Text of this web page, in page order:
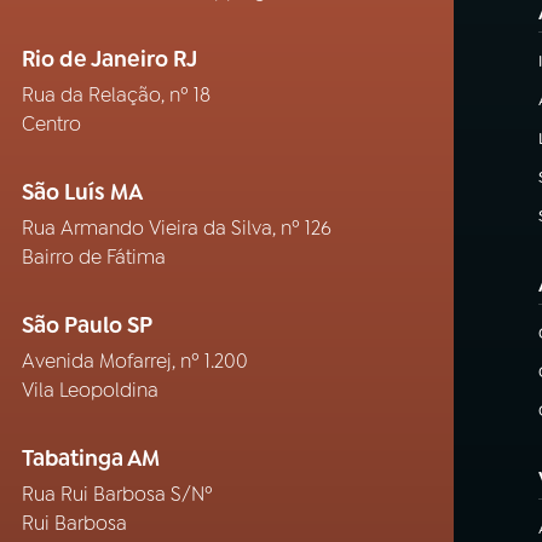
Rio de Janeiro RJ
Rua da Relação, nº 18
Centro
São Luís MA
Rua Armando Vieira da Silva, nº 126
Bairro de Fátima
São Paulo SP
Avenida Mofarrej, nº 1.200
Vila Leopoldina
Tabatinga AM
Rua Rui Barbosa S/Nº
Rui Barbosa